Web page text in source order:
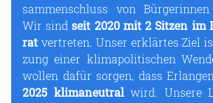
sam­men­schluss von
Wir sindseit 2020 mit 2 Sit­zen im
rat ver­tre­ten. Unser er­klär­tes Ziel
zung einer kli­ma­po­li­ti­schen
wol­len dafür sor­gen, dass
2025 kli­ma­neu­tralwird. Un­se­re